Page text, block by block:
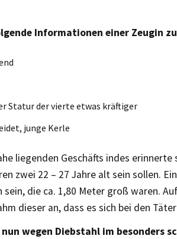
Informationen einer Zeugin
Statur der vierte etwas kräftiger
junge Kerle
liegenden Geschäfts indes erinnerte
zwei 22 – 27 Jahre alt sein sollen.
sein, die ca. 1,80 Meter groß waren.
dieser an, dass es sich bei den
wegen Diebstahl im besonders